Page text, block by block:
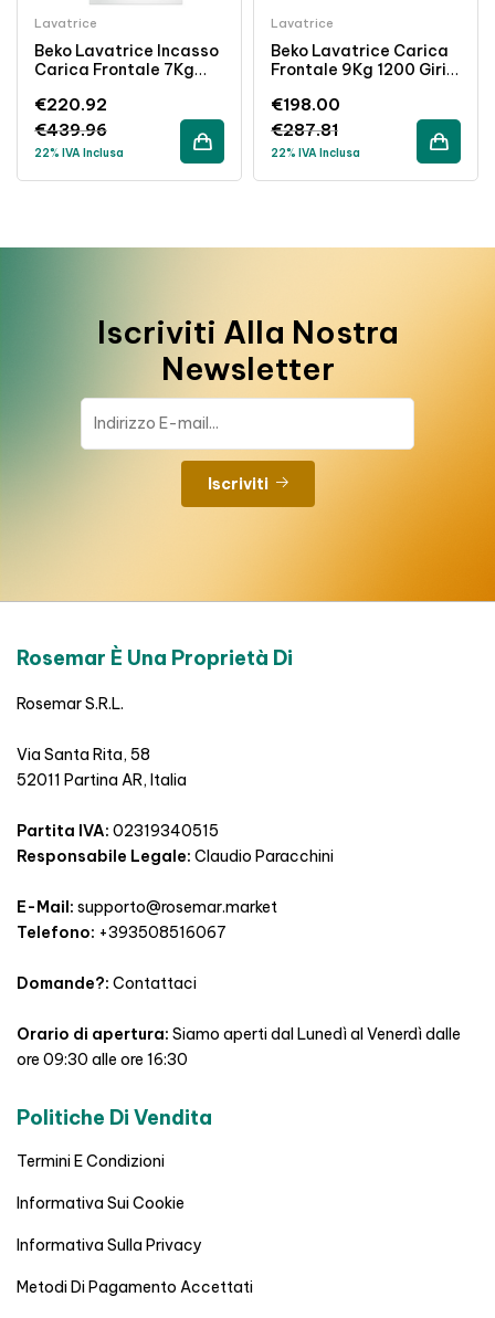
Lavatrice
Beko Lavatrice Incasso
Carica Frontale 7Kg
Bianco
€439.96
€220.92
22% IVA Inclusa
Lavatrice
Beko Lavatrice Carica
Frontale 9Kg 1200 Giri
Bianca
€287.81
€198.00
22% IVA Inclusa
Iscriviti Alla Nostra
Newsletter
Iscriviti
Rosemar È Una Proprietà Di
Rosemar S.R.L.
Via Santa Rita, 58
52011 Partina AR, Italia
Partita IVA: 02319340515
Responsabile Legale: Claudio Paracchini
E-Mail: supporto@rosemar.market
Telefono: +393508516067
Domande?: Contattaci
Orario di apertura: Siamo aperti dal Lunedì al Venerdì dalle
ore 09:30 alle ore 16:30
Politiche Di Vendita
Termini E Condizioni
Informativa Sui Cookie
Informativa Sulla Privacy
Metodi Di Pagamento Accettati